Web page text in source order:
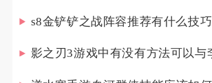
s8金铲铲之战阵容推荐有什么技巧